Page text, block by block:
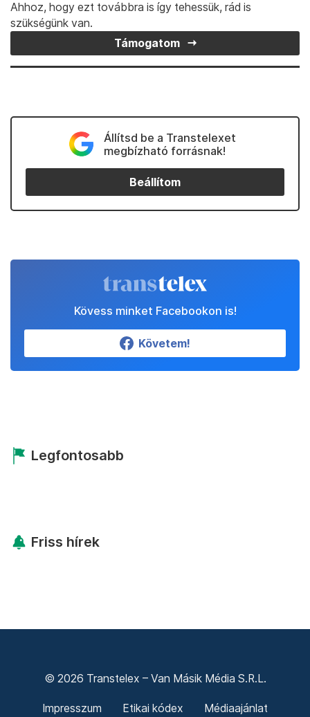
Ahhoz, hogy ezt továbbra is így tehessük, rád is
szükségünk van.
Támogatom
Állítsd be a Transtelexet
megbízható forrásnak!
Beállítom
Kövess minket Facebookon is!
Követem!
Legfontosabb
Friss hírek
© 2026 Transtelex – Van Másik Média S.R.L.
Impresszum Etikai kódex Médiaajánlat